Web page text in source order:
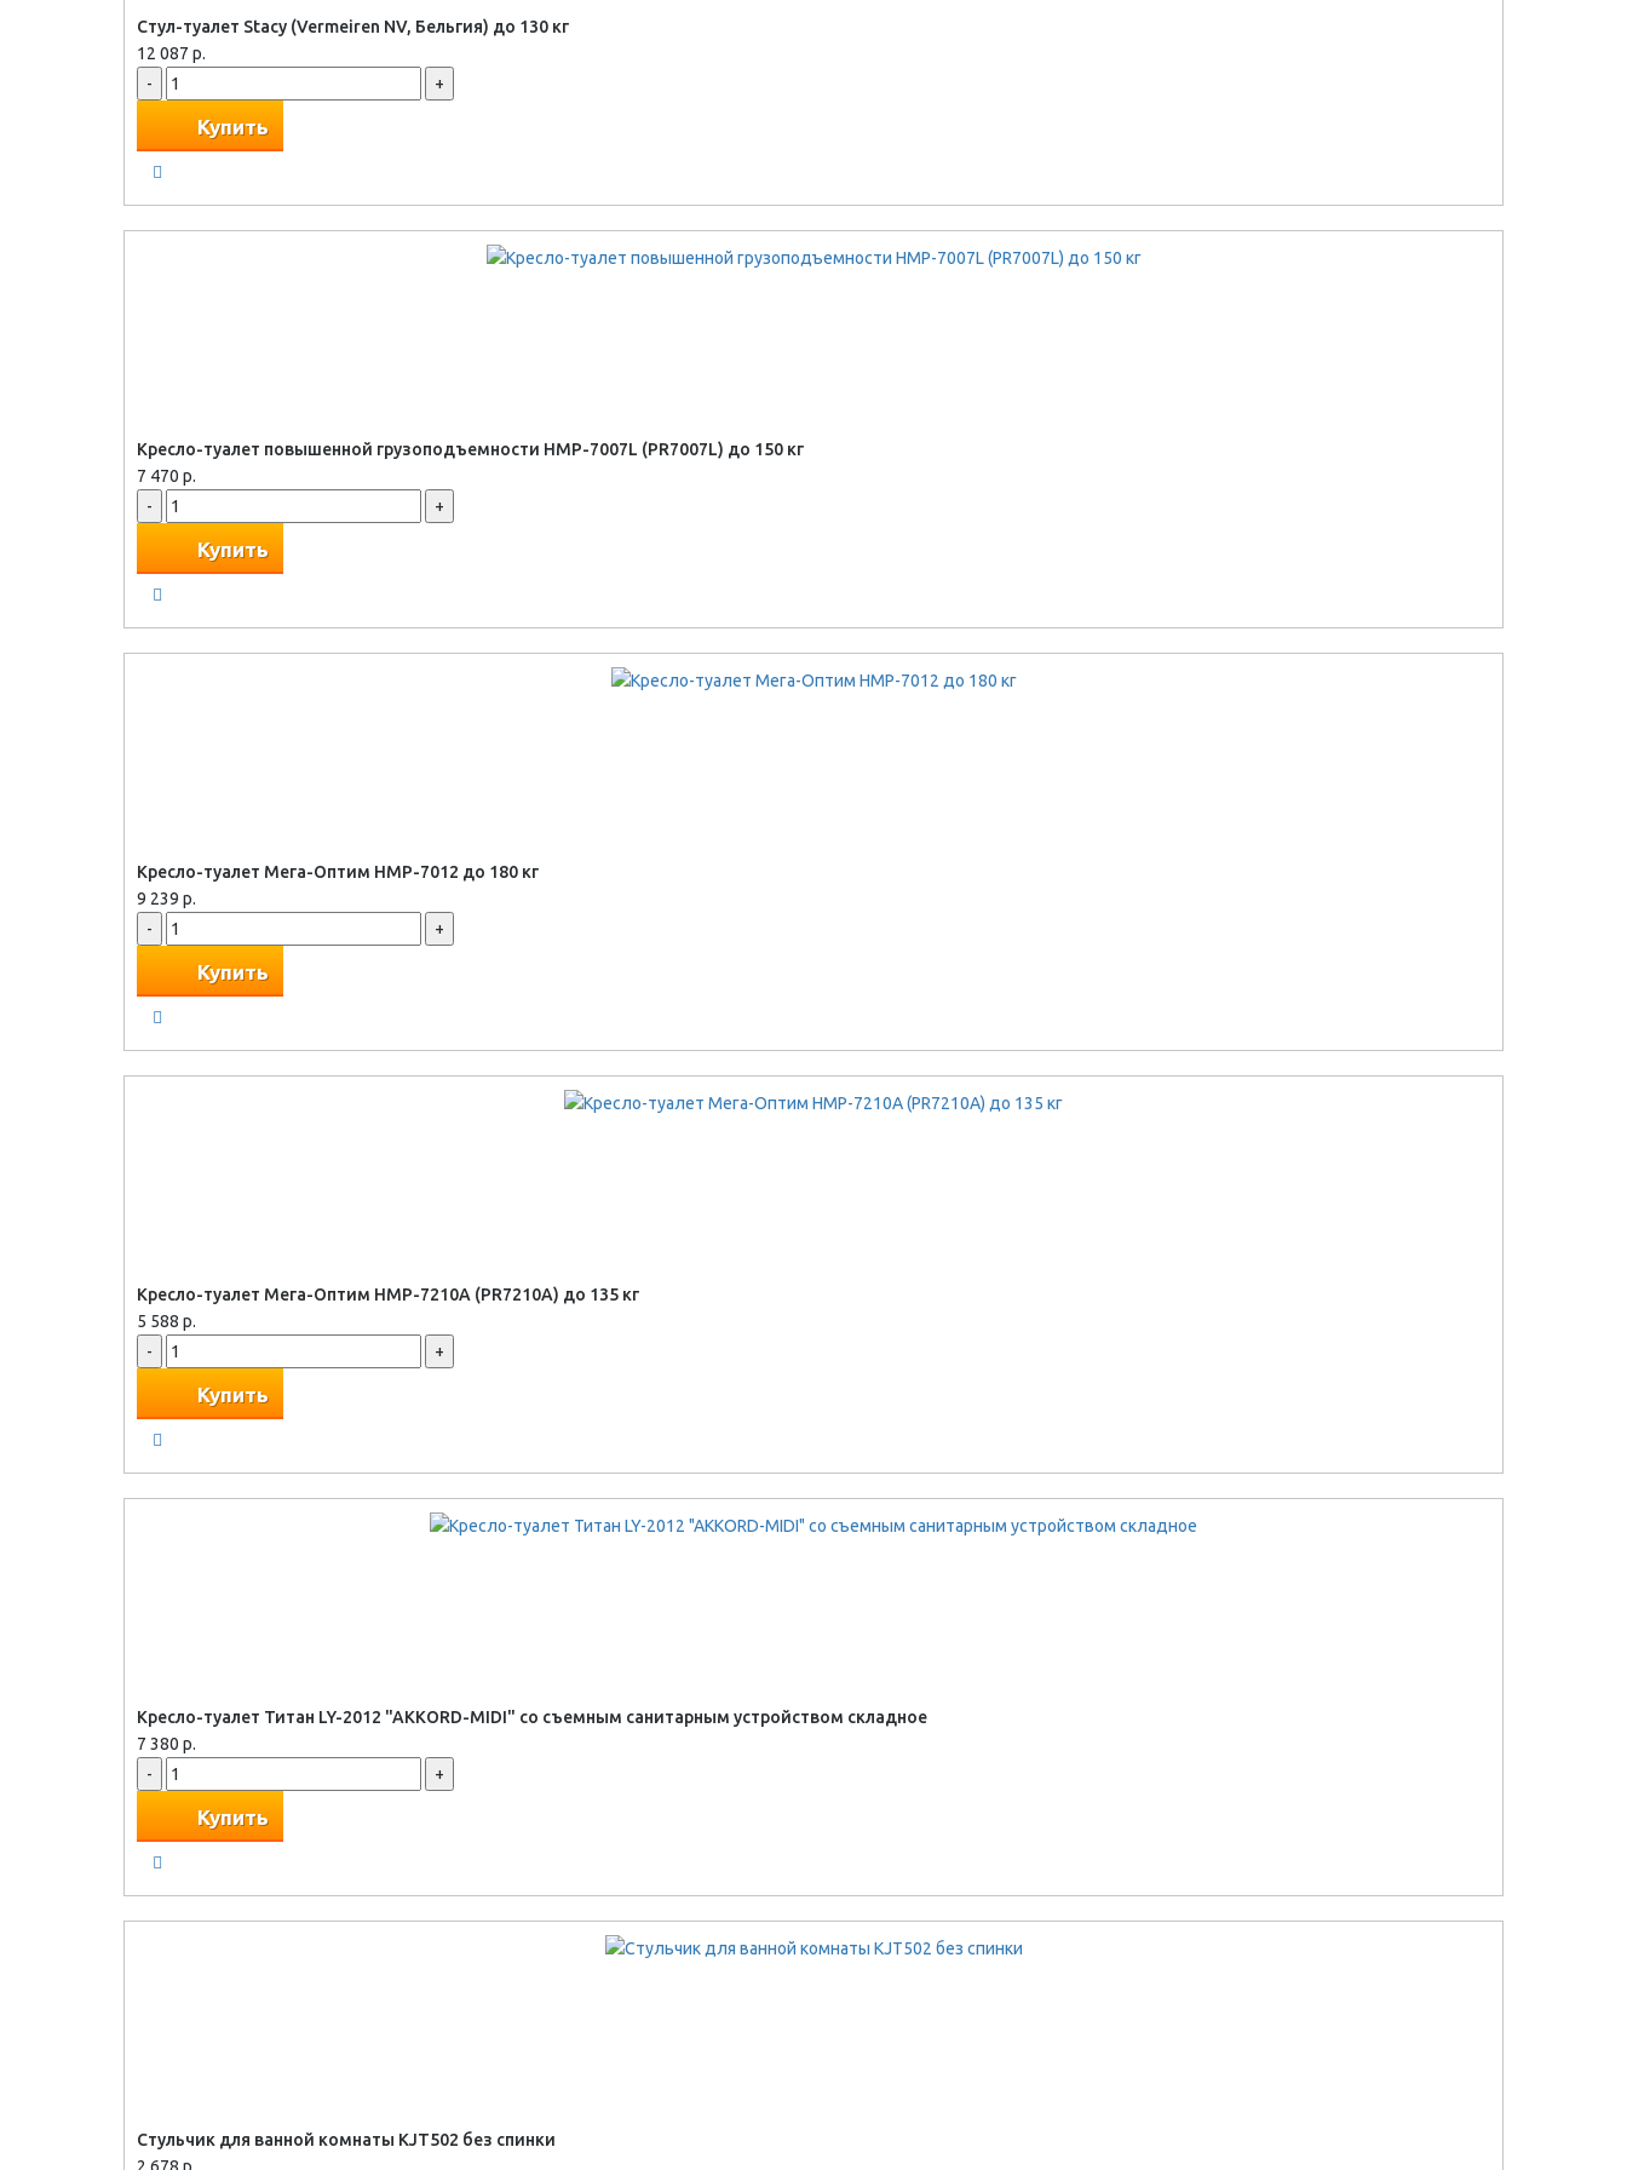
Стул-туалет Stacy (Vermeiren NV, Бельгия) до 130 кг
12 087 р.
-
+
Купить
Кресло-туалет повышенной грузоподъемности HMP-7007L (PR7007L) до 150 кг
7 470 р.
-
+
Купить
Кресло-туалет Мега-Оптим HMP-7012 до 180 кг
9 239 р.
-
+
Купить
Кресло-туалет Мега-Оптим HMP-7210A (PR7210A) до 135 кг
5 588 р.
-
+
Купить
Кресло-туалет Титан LY-2012 "AKKORD-MIDI" со съемным санитарным устройством складное
7 380 р.
-
+
Купить
Стульчик для ванной комнаты KJT502 без спинки